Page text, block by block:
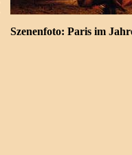
Szenenfoto: Paris im